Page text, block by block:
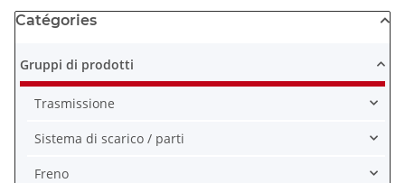
Catégories
Gruppi di prodotti
Trasmissione
Sistema di scarico / parti
Freno